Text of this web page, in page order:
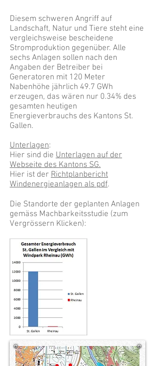
Diesem schweren Angriff auf
Landschaft, Natur und Tiere steht eine
vergleichsweise bescheidene
Stromproduktion gegenüber. Alle
sechs Anlagen sollen nach den
Angaben der Betreiber bei
Generatoren mit 120 Meter
Nabenhöhe jährlich 49.7 GWh
erzeugen, das wären nur 0.34% des
gesamten heutigen
Energieverbrauchs des Kantons St.
Gallen.
Unterlagen:
Hier sind die Unterlagen auf der
Webseite des Kantons SG.
Hier ist der Richtplanbericht
Windenergieanlagen als pdf.
Die Standorte der geplanten Anlagen
gemäss Machbarkeitsstudie (zum
Vergrössern Klicken):